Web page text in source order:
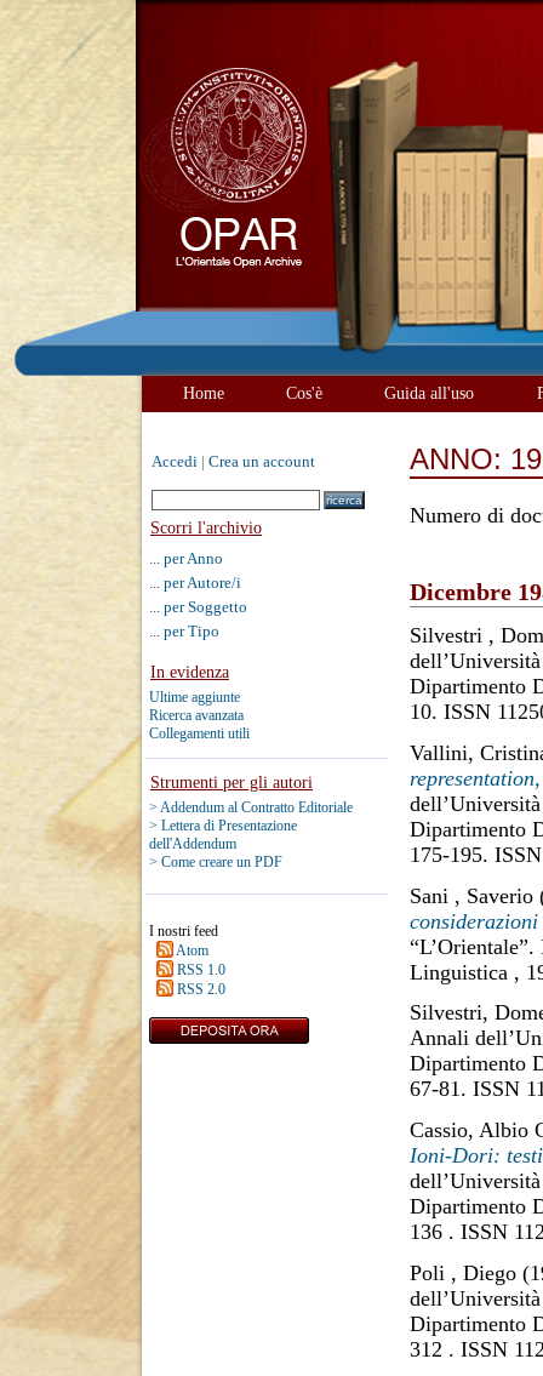
Home Cos'è Guida all'uso
Accedi Crea un account
Scorri l'archivio
... per Anno
... per Autore/i
... per Soggetto
... per Tipo
In evidenza
Ultime aggiunte
Ricerca avanzata
Collegamenti utili
Strumenti per gli autori
> Addendum al Contratto Editoriale
> Lettera di Presentazione
dell'Addendum
> Come creare un PDF
I nostri feed
Atom
RSS 1.0
RSS 2.0
ANNO:
Numero di
Dicembre
Silvestri ,
Dipartimento
10. ISSN
Vallini,
Dipartimento
175-195.
Sani , Saverio
Linguistica ,
Silvestri,
Annali
Dipartimento
67-81. ISSN
Cassio, Albio
Ioni-Dori:
Dipartimento
136 . ISSN
Poli , Diego
Dipartimento
312 . ISSN